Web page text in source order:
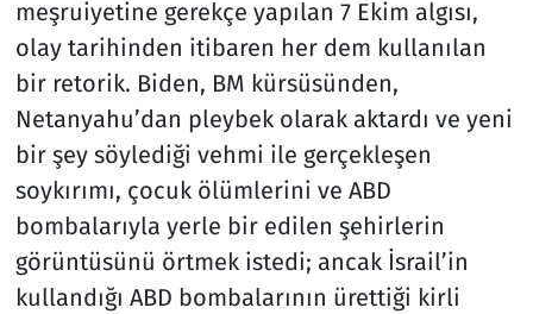
meşruiyetine gerekçe yapılan 7 Ekim algısı,
olay tarihinden itibaren her dem kullanılan
bir retorik. Biden, BM kürsüsünden,
Netanyahu’dan pleybek olarak aktardı ve yeni
bir şey söylediği vehmi ile gerçekleşen
soykırımı, çocuk ölümlerini ve ABD
bombalarıyla yerle bir edilen şehirlerin
görüntüsünü örtmek istedi; ancak İsrail’in
kullandığı ABD bombalarının ürettiği kirli